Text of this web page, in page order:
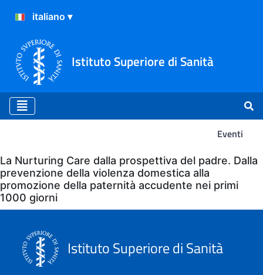
Istituto Superiore di Sanità
Eventi
Eventi
La Nurturing Care dalla prospettiva del padre. Dalla
prevenzione della violenza domestica alla
promozione della paternità accudente nei primi
1000 giorni
Istituto Superiore di Sanità